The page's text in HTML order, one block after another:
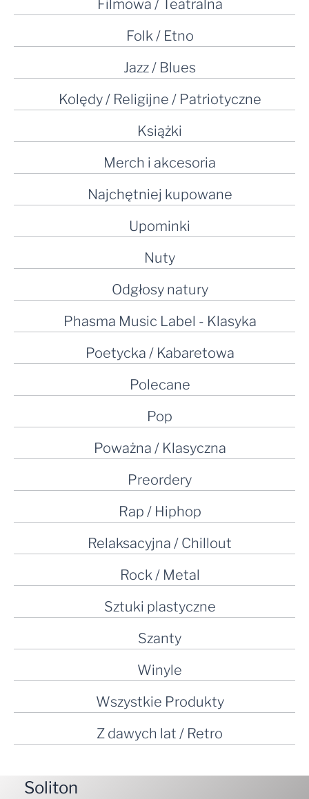
Filmowa / Teatralna
Folk / Etno
Jazz / Blues
Kolędy / Religijne / Patriotyczne
Książki
Merch i akcesoria
Najchętniej kupowane
Upominki
Nuty
Odgłosy natury
Phasma Music Label - Klasyka
Poetycka / Kabaretowa
Polecane
Pop
Poważna / Klasyczna
Preordery
Rap / Hiphop
Relaksacyjna / Chillout
Rock / Metal
Sztuki plastyczne
Szanty
Winyle
Wszystkie Produkty
Z dawych lat / Retro
Soliton